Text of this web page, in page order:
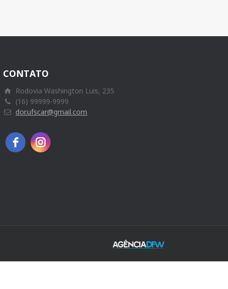
CONTATO
Rodovia Washington Luis, 235
(16) 99999-9999
dor.ufscar@gmail.com